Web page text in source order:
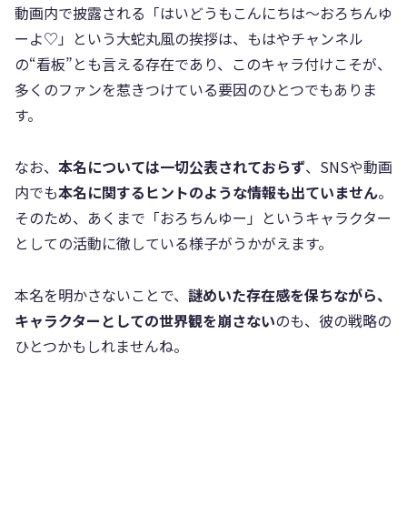
動画内で披露される「はいどうもこんにちは〜おろちんゆ
ーよ♡」という大蛇丸風の挨拶は、もはやチャンネル
の“看板”とも言える存在であり、このキャラ付けこそが、
多くのファンを惹きつけている要因のひとつでもありま
す。
なお、 本名については一切公表されておらず、SNSや動画
内でも本名に関するヒントのような情報も出ていません。
そのため、あくまで「おろちんゆー」というキャラクター
としての活動に徹している様子がうかがえます。
本名を明かさないことで、 謎めいた存在感を保ちながら、
キャラクターとしての世界観を崩さないのも、彼の戦略の
ひとつかもしれませんね。